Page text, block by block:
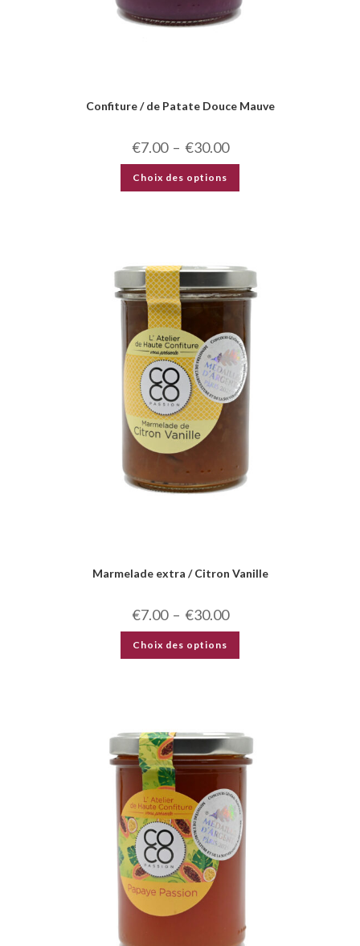
Confiture / de Patate Douce Mauve
€7.00 – €30.00
Choix des options
Marmelade extra / Citron Vanille
€7.00 – €30.00
Choix des options